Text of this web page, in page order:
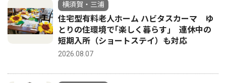
横須賀・三浦
住宅型有料老人ホーム ハビタスカーマ ゆ
とりの住環境で｢楽しく暮らす｣ 連休中の
短期入所（ショートステイ）も対応
2026.08.07